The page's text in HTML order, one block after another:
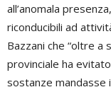
all’anomala
riconducibili ad
Bazzani che “oltre a
provinciale ha
sostanze mandasse